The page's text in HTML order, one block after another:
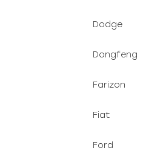
Dodge
Dongfeng
Farizon
Fiat
Ford